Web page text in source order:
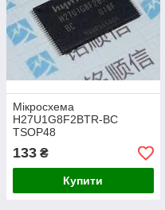
Мікросхема
H27U1G8F2BTR-BC
TSOP48
133 ₴
Купити